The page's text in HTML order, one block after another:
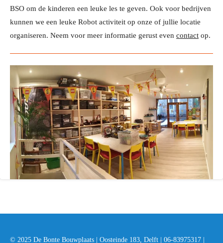
BSO om de kinderen een leuke les te geven. Ook voor bedrijven
kunnen we een leuke Robot activiteit op onze of jullie locatie
organiseren. Neem voor meer informatie gerust even contact op.
© 2025 De Bonte Bouwplaats | Oosteinde 183, Delft | 06-83975317 |